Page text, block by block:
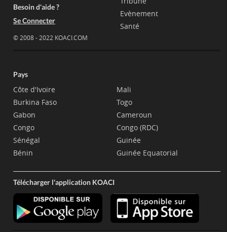
Besoin d'aide ?
Se Connecter
© 2008 - 2022 KOACI.COM
Evènement
Santé
Pays
Côte d'Ivoire
Burkina Faso
Gabon
Congo
Sénégal
Bénin
Mali
Togo
Cameroun
Congo (RDC)
Guinée
Guinée Equatorial
Télécharger l'application KOACI